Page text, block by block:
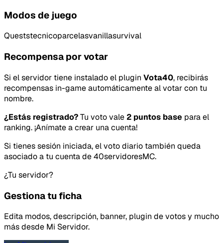
Modos de juego
Queststecnicoparcelasvanillasurvival
Recompensa por votar
Si el servidor tiene instalado el plugin Vota40, recibirás
recompensas in-game automáticamente al votar con tu
nombre.
¿Estás registrado?Tu voto vale 2 puntos base para el
ranking. ¡Anímate a crear una cuenta!
Si tienes sesión iniciada, el voto diario también queda
asociado a tu cuenta de 40servidoresMC.
¿Tu servidor?
Gestiona tu ficha
Edita modos, descripción, banner, plugin de votos y mucho
más desde Mi Servidor.
Lo que gusta
Mensaje